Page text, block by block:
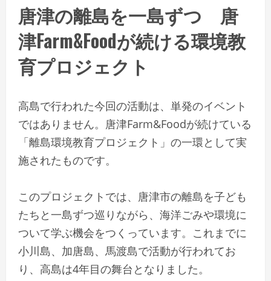
唐津の離島を一島ずつ 唐
津Farm&Foodが続ける環境教
育プロジェクト
高島で行われた今回の活動は、単発のイベント
ではありません。唐津Farm&Foodが続けている
「離島環境教育プロジェクト」の一環として実
施されたものです。
このプロジェクトでは、唐津市の離島を子ども
たちと一島ずつ巡りながら、海洋ごみや環境に
ついて学ぶ機会をつくっています。これまでに
小川島、加唐島、馬渡島で活動が行われてお
り、高島は4年目の舞台となりました。